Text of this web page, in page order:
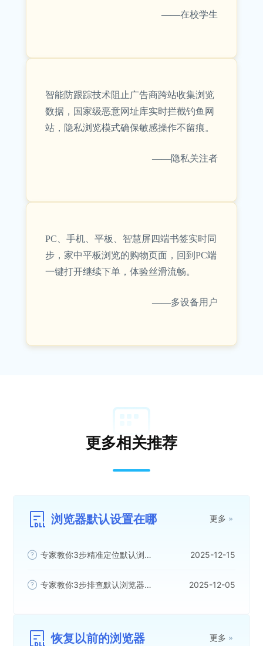
——在校学生
智能防跟踪技术阻止广告商跨站收集浏览
数据，国家级恶意网址库实时拦截钓鱼网
站，隐私浏览模式确保敏感操作不留痕。
——隐私关注者
PC、手机、平板、智慧屏四端书签实时同
步，家中平板浏览的购物页面，回到PC端
一键打开继续下单，体验丝滑流畅。
——多设备用户
更多相关推荐
浏览器默认设置在哪 更多
专家教你3步精准定位默认浏览器设置问题 2025-12-15
专家教你3步排查默认浏览器设置问题，告别手动繁琐操作 2025-12-05
恢复以前的浏览器 更多